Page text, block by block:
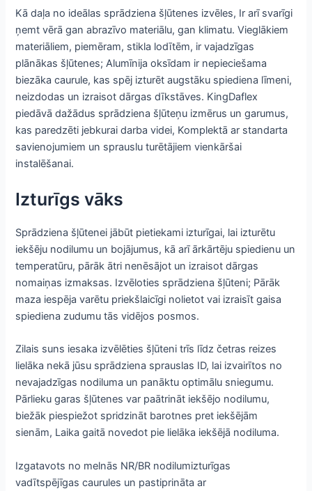
Kā daļa no ideālas sprādziena šļūtenes izvēles, Ir arī svarīgi
ņemt vērā gan abrazīvo materiālu, gan klimatu. Vieglākiem
materiāliem, piemēram, stikla lodītēm, ir vajadzīgas
plānākas šļūtenes; Alumīnija oksīdam ir nepieciešama
biezāka caurule, kas spēj izturēt augstāku spiediena līmeni,
neizdodas un izraisot dārgas dīkstāves. KingDaflex
piedāvā dažādus sprādziena šļūteņu izmērus un garumus,
kas paredzēti jebkurai darba videi, Komplektā ar standarta
savienojumiem un sprauslu turētājiem vienkāršai
instalēšanai.
Izturīgs vāks
Sprādziena šļūtenei jābūt pietiekami izturīgai, lai izturētu
iekšēju nodilumu un bojājumus, kā arī ārkārtēju spiedienu un
temperatūru, pārāk ātri nenēsājot un izraisot dārgas
nomaiņas izmaksas. Izvēloties sprādziena šļūteni; Pārāk
maza iespēja varētu priekšlaicīgi nolietot vai izraisīt gaisa
spiediena zudumu tās vidējos posmos.
Zilais suns iesaka izvēlēties šļūteni trīs līdz četras reizes
lielāka nekā jūsu sprādziena sprauslas ID, lai izvairītos no
nevajadzīgas nodiluma un panāktu optimālu sniegumu.
Pārlieku garas šļūtenes var paātrināt iekšējo nodilumu,
biežāk piespiežot spridzināt barotnes pret iekšējām
sienām, Laika gaitā novedot pie lielāka iekšējā nodiluma.
Izgatavots no melnās NR/BR nodilumizturīgas
vadītspējīgas caurules un pastiprināta ar